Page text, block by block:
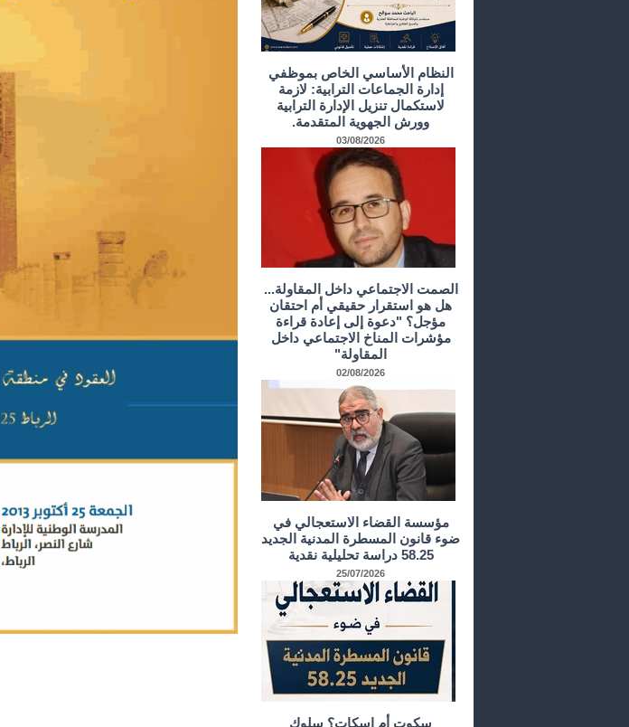
النظام الأساسي الخاص بموظفي
إدارة الجماعات الترابية: لازمة
لاستكمال تنزيل الإدارة الترابية
وورش الجهوية المتقدمة.
03/08/2026
الصمت الاجتماعي داخل المقاولة...
هل هو استقرار حقيقي أم احتقان
مؤجل؟ "دعوة إلى إعادة قراءة
مؤشرات المناخ الاجتماعي داخل
المقاولة"
02/08/2026
مؤسسة القضاء الاستعجالي في
ضوء قانون المسطرة المدنية الجديد
58.25 دراسة تحليلية نقدية
25/07/2026
سكوت أم إسكات؟ سلوك